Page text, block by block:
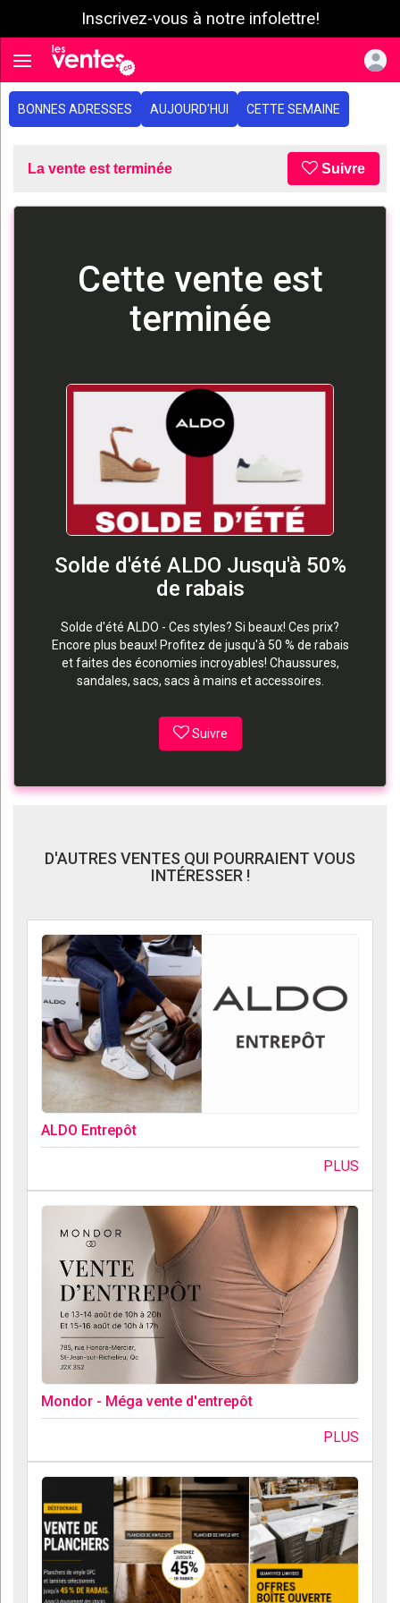
Inscrivez-vous à notre infolettre!
Toggle navigation
BONNES ADRESSES AUJOURD'HUI CETTE SEMAINE
La vente est terminée Suivre
Cette vente est
terminée
Solde d'été ALDO Jusqu'à 50%
de rabais
Solde d'été ALDO - Ces styles? Si beaux! Ces prix?
Encore plus beaux! Profitez de jusqu'à 50 % de rabais
et faites des économies incroyables! Chaussures,
sandales, sacs, sacs à mains et accessoires.
Suivre
D'AUTRES VENTES QUI POURRAIENT VOUS
INTÉRESSER !
ALDO Entrepôt
PLUS
Mondor - Méga vente d'entrepôt
PLUS